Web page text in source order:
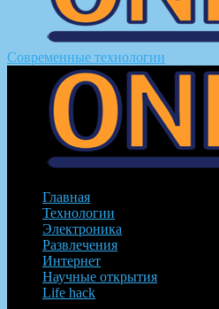
Современные технологии
Главная
Технологии
Электроника
Развлечения
Интернет
Научные открытия
Life hack